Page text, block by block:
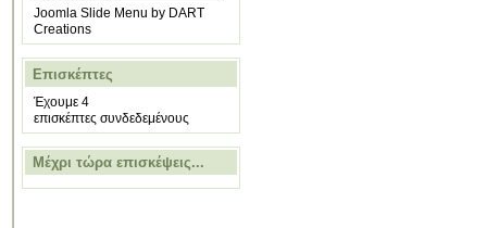
Joomla Slide Menu by DART
Creations
Επισκέπτες
Έχουμε 4
επισκέπτες συνδεδεμένους
Μέχρι τώρα επισκέψεις...